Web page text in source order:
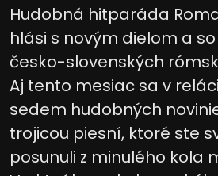
Hudobná hitparáda
hlási s novým dielom a
česko-slovenských
Aj tento mesiac sa v
sedem hudobných
trojicou piesní, ktoré ste
posunuli z minulého kola
Výkon
Funkčné